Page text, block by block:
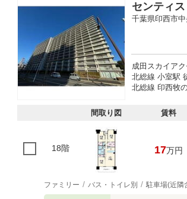
センティス
千葉県印西市中
成田スカイア
北総線 小室駅
北総線 印西牧
間取り図 賃料
18階 17万円
ファミリー バス・トイレ別 駐車場(近隣